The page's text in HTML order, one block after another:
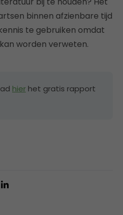
binnen afzienbare tijd
te gebruiken omdat
worden verweten.
hier het gratis rapport